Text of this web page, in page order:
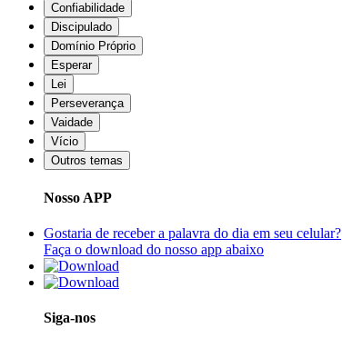
Confiabilidade
Discipulado
Domínio Próprio
Esperar
Lei
Perseverança
Vaidade
Vício
Outros temas
Nosso APP
Gostaria de receber a palavra do dia em seu celular?
Faça o download do nosso app abaixo
Siga-nos